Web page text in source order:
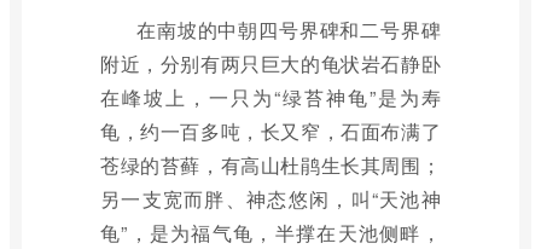
在南坡的中朝四号界碑和二号界碑
附近，分别有两只巨大的龟状岩石静卧
在峰坡上，一只为“绿苔神龟”是为寿
龟，约一百多吨，长又窄，石面布满了
苍绿的苔藓，有高山杜鹃生长其周围；
另一支宽而胖、神态悠闲，叫“天池神
龟”，是为福气龟，半撑在天池侧畔，